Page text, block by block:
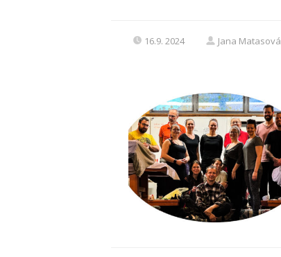
16.9. 2024 Jana Matasová